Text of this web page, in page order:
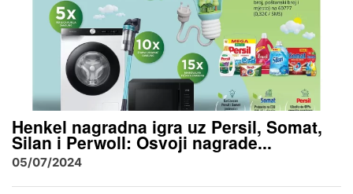
Henkel nagradna igra uz Persil, Somat,
Silan i Perwoll: Osvoji nagrade...
05/07/2024